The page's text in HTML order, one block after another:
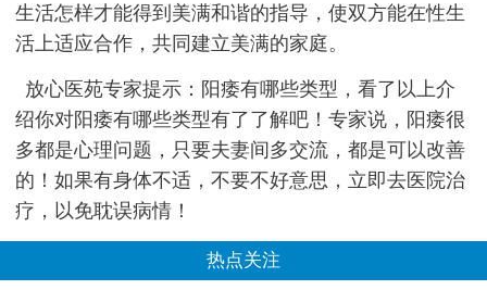
生活怎样才能得到美满和谐的指导，使双方能在性生
活上适应合作，共同建立美满的家庭。
放心医苑专家提示：阳痿有哪些类型，看了以上介
绍你对阳痿有哪些类型有了了解吧！专家说，阳痿很
多都是心理问题，只要夫妻间多交流，都是可以改善
的！如果有身体不适，不要不好意思，立即去医院治
疗，以免耽误病情！
热点关注